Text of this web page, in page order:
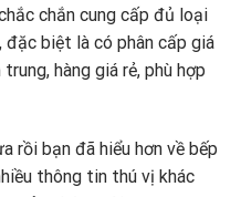
chắn cung cấp đủ loại
đặc biệt là có phân cấp giá
hàng giá rẻ, phù hợp
rồi bạn đã hiểu hơn về bếp
thông tin thú vị khác